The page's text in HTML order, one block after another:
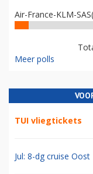
Air-France-KLM-
Meer polls
TUI vliegtickets
Jul: 8-dg cruise